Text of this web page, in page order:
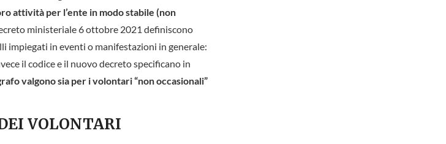
attività per l’ente in modo stabile (non
ministeriale 6 ottobre 2021 definiscono
impiegati in eventi o manifestazioni in generale:
il codice e il nuovo decreto specificano in
valgono sia per i volontari “non occasionali”
VOLONTARI